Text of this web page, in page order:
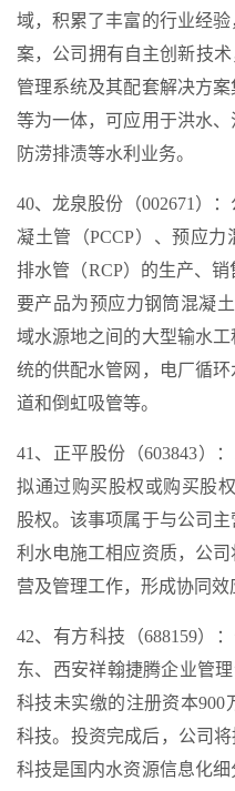
域，积累了丰富的行业经
案，公司拥有自主创新技
管理系统及其配套解决方
等为一体，可应用于洪水
防涝排渍等水利业务。
40、龙泉股份（002671）
凝土管（PCCP）、预应
排水管（RCP）的生产、
要产品为预应力钢筒混凝
域水源地之间的大型输水
统的供配水管网，电厂循
道和倒虹吸管等。
41、正平股份（603843）
拟通过购买股权或购买股
股权。该事项属于与公司
利水电施工相应资质，公
营及管理工作，形成协同效
42、有方科技（688159）
东、西安祥翰捷腾企业管
科技未实缴的注册资本900
科技。投资完成后，公司
科技是国内水资源信息化